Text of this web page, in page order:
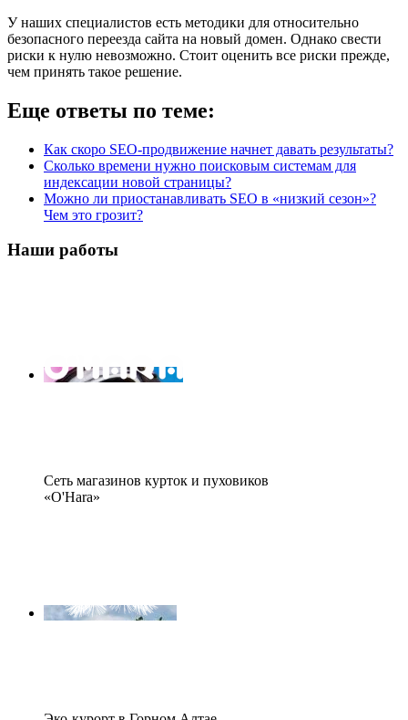
У наших специалистов есть методики для относительно
безопасного переезда сайта на новый домен. Однако свести
риски к нулю невозможно. Стоит оценить все риски прежде,
чем принять такое решение.
Еще ответы по теме:
Как скоро SEO-продвижение начнет давать результаты?
Сколько времени нужно поисковым системам для
индексации новой страницы?
Можно ли приостанавливать SEO в «низкий сезон»?
Чем это грозит?
Наши работы
Сеть магазинов курток и пуховиков
«O'Hara»